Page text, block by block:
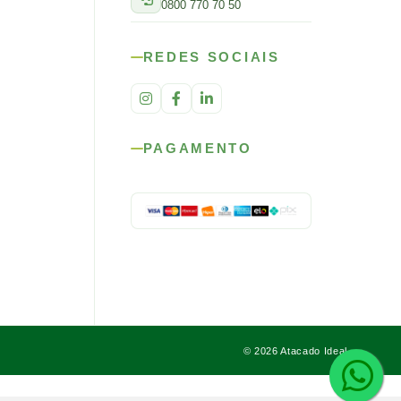
0800 770 70 50
REDES SOCIAIS
PAGAMENTO
© 2026 Atacado Ideal